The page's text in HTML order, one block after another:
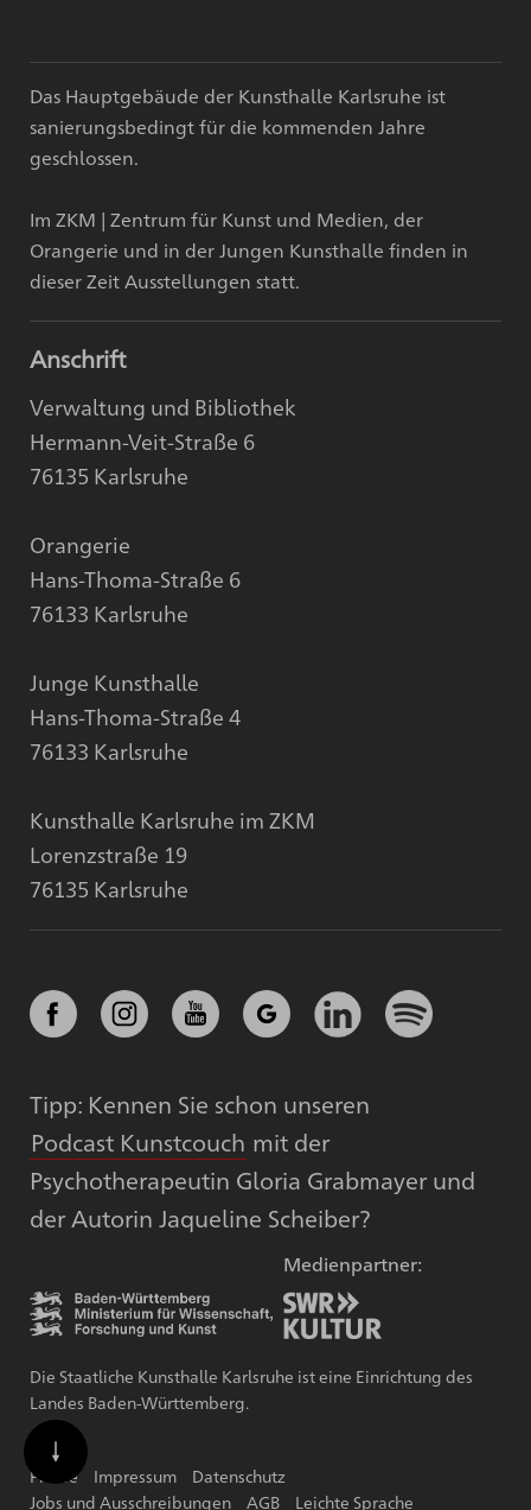
Das Hauptgebäude der Kunsthalle Karlsruhe ist
sanierungsbedingt für die kommenden Jahre
geschlossen.
Im ZKM | Zentrum für Kunst und Medien, der
Orangerie und in der Jungen Kunsthalle finden in
dieser Zeit Ausstellungen statt.
Anschrift
Verwaltung und Bibliothek
Hermann-Veit-Straße 6
76135 Karlsruhe
Orangerie
Hans-Thoma-Straße 6
76133 Karlsruhe
Junge Kunsthalle
Hans-Thoma-Straße 4
76133 Karlsruhe
Kunsthalle Karlsruhe im ZKM
Lorenzstraße 19
76135 Karlsruhe
Tipp: Kennen Sie schon unseren
Podcast Kunstcouch mit der
Psychotherapeutin Gloria Grabmayer und
der Autorin Jaqueline Scheiber?
Medienpartner:
Die Staatliche Kunsthalle Karlsruhe ist eine Einrichtung des
Landes Baden-Württemberg.
Presse Impressum
Datenschutz
Jobs und Ausschreibungen
AGB Leichte Sprache